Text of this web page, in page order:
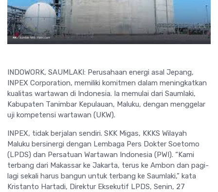
INDOWORK, SAUMLAKI: Perusahaan energi asal Jepang,
INPEX Corporation, memiliki komitmen dalam meningkatkan
kualitas wartawan di Indonesia. Ia memulai dari Saumlaki,
Kabupaten Tanimbar Kepulauan, Maluku, dengan menggelar
uji kompetensi wartawan (UKW).
INPEX, tidak berjalan sendiri. SKK Migas, KKKS Wilayah
Maluku bersinergi dengan Lembaga Pers Dokter Soetomo
(LPDS) dan Persatuan Wartawan Indonesia (PWI). “Kami
terbang dari Makassar ke Jakarta, terus ke Ambon dan pagi-
lagi sekali harus bangun untuk terbang ke Saumlaki,” kata
Kristanto Hartadi, Direktur Eksekutif LPDS, Senin, 27